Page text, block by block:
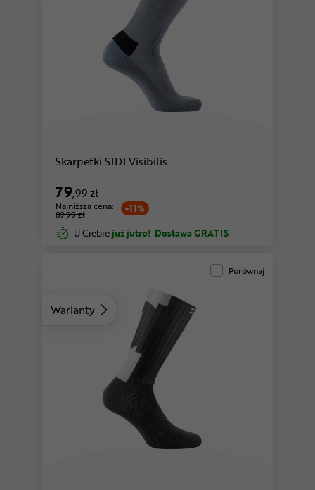
Skarpetki SIDI Visibilis
79,99 zł
-11%
Najniższa cena:
89,99 zł
U Ciebie już jutro! Dostawa GRATIS
Warianty
Porównaj